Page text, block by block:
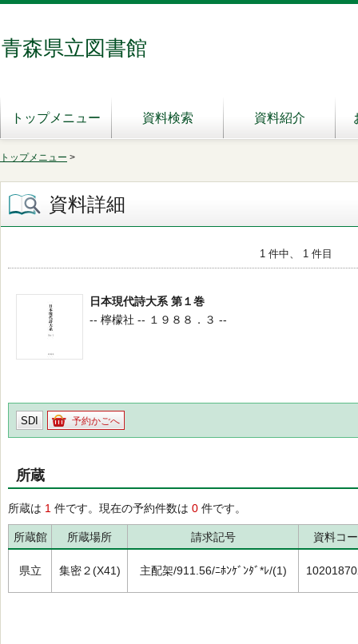
青森県立図書館
トップメニュー 資料検索 資料紹介
トップメニュー >
資料詳細
1 件中、 1 件目
日本現代詩大系 第１巻
-- 檸檬社 -- １９８８．３ --
SDI 予約かごへ
所蔵
所蔵は 1 件です。現在の予約件数は 0 件です。
所蔵館 所蔵場所 請求記号 資料コ
県立 集密２(X41) 主配架/911.56/ﾆﾎﾝｹﾞﾝﾀﾞ*ﾚ/(1)